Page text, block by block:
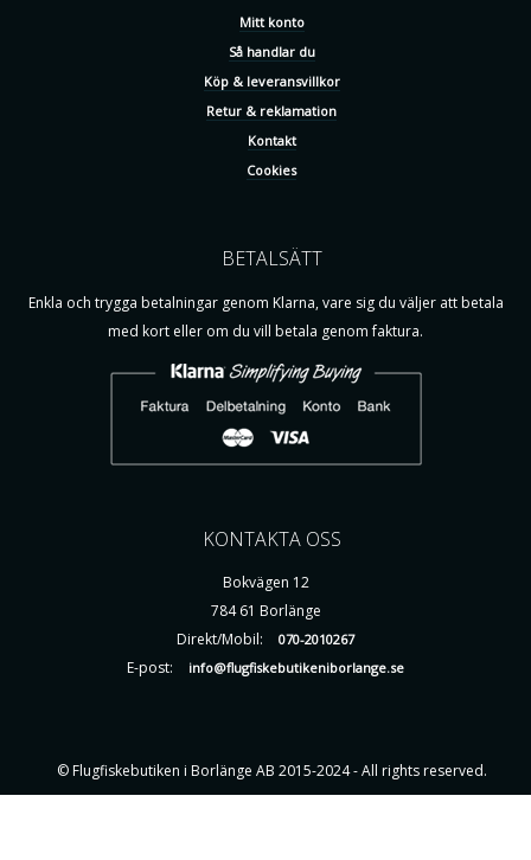
Mitt konto
Så handlar du
Köp & leveransvillkor
Retur & reklamation
Kontakt
Cookies
BETALSÄTT
Enkla och trygga betalningar genom Klarna, vare sig du väljer att betala
med kort eller om du vill betala genom faktura.
KONTAKTA OSS
Bokvägen 12
784 61 Borlänge
Direkt/Mobil:
070-2010267
E-post: info@flugfiskebutikeniborlange.se
© Flugfiskebutiken i Borlänge AB 2015-2024 - All rights reserved.